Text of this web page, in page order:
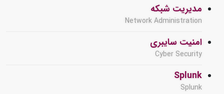
مدیریت شبکه
Network Administration
امنیت سایبری
Cyber Security
Splunk
Splunk